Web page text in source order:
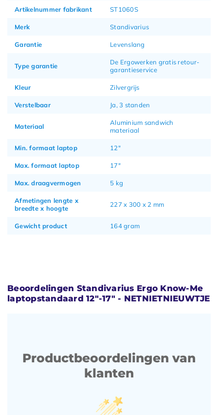
Artikelnummer fabrikant ST1060S
Merk Standivarius
Garantie Levenslang
Type garantie
De Ergowerken gratis retour-
garantieservice
Kleur Zilvergrijs
Verstelbaar Ja, 3 standen
Materiaal
Aluminium sandwich
materiaal
Min. formaat laptop 12"
Max. formaat laptop 17"
Max. draagvermogen 5 kg
Afmetingen lengte x
breedte x hoogte
227 x 300 x 2 mm
Gewicht product 164 gram
Beoordelingen Standivarius Ergo Know-Me
laptopstandaard 12"-17" - NETNIETNIEUWTJE
Productbeoordelingen van
klanten